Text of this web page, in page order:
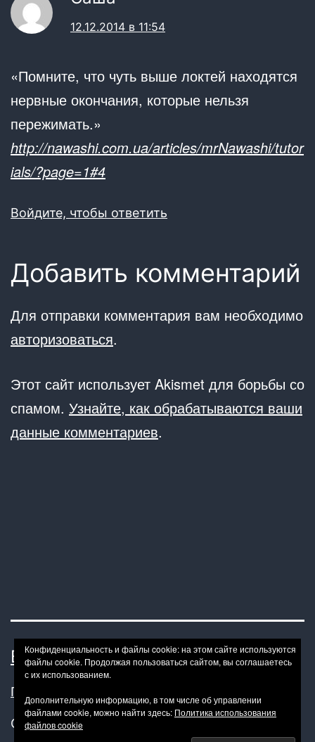
12.12.2014 в 11:54
«Помните, что чуть выше локтей находятся
нервные окончания, которые нельзя
пережимать.»
http://nawashi.com.ua/articles/mrNawashi/tutor
ials/?page=1#4
Войдите, чтобы ответить
Добавить комментарий
Для отправки комментария вам необходимо
авторизоваться.
Этот сайт использует Akismet для борьбы со
спамом. Узнайте, как обрабатываются ваши
данные комментариев.
BONDAGE BDSM-HOWTO
Политика конфиденциальности
Сайт работает на
Конфиденциальность и файлы cookie: на этом сайте используются
файлы cookie. Продолжая пользоваться сайтом, вы соглашаетесь
с их использованием.
Дополнительную информацию, в том числе об управлении
файлами cookie, можно найти здесь: Политика использования
файлов cookie